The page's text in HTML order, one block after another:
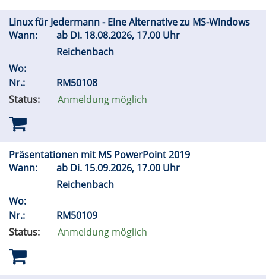
Linux für Jedermann - Eine Alternative zu MS-Windows
Wann:
ab Di. 18.08.2026, 17.00 Uhr
Reichenbach
Wo:
Nr.:
RM50108
Status:
Anmeldung möglich
Präsentationen mit MS PowerPoint 2019
Wann:
ab Di. 15.09.2026, 17.00 Uhr
Reichenbach
Wo:
Nr.:
RM50109
Status:
Anmeldung möglich